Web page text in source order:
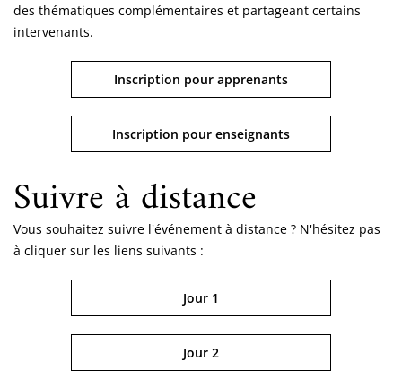
des thématiques complémentaires et partageant certains
intervenants.
Inscription pour apprenants
Inscription pour enseignants
Suivre à distance
Vous souhaitez suivre l'événement à distance ? N'hésitez pas
à cliquer sur les liens suivants :
Jour 1
Jour 2